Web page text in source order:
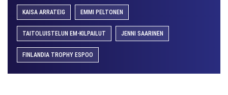
KAISA ARRATEIG EMMI PELTONEN
TAITOLUISTELUN EM-KILPAILUT JENNI SAARINEN
FINLANDIA TROPHY ESPOO